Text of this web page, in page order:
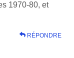
1970-80, et
RÉPONDRE